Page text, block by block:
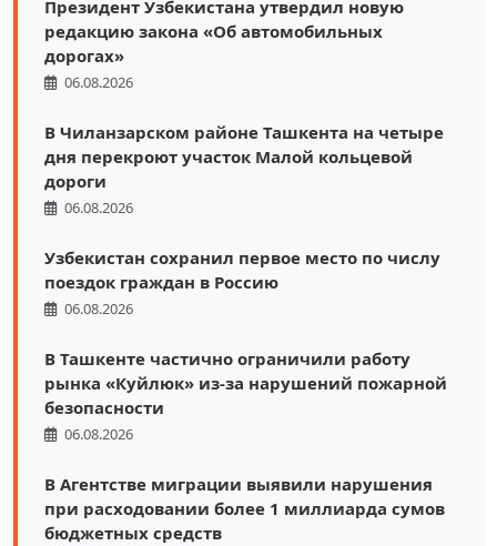
Президент Узбекистана утвердил новую
редакцию закона «Об автомобильных
дорогах»
06.08.2026
В Чиланзарском районе Ташкента на четыре
дня перекроют участок Малой кольцевой
дороги
06.08.2026
Узбекистан сохранил первое место по числу
поездок граждан в Россию
06.08.2026
В Ташкенте частично ограничили работу
рынка «Куйлюк» из-за нарушений пожарной
безопасности
06.08.2026
В Агентстве миграции выявили нарушения
при расходовании более 1 миллиарда сумов
бюджетных средств